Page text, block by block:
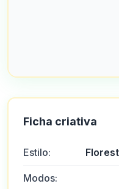
Ficha criativa
Estilo:
Modos: